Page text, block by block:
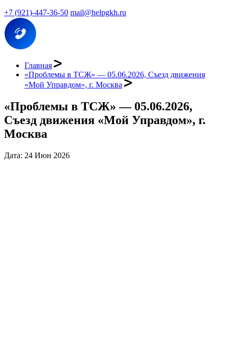
+7 (921)-447-36-50 mail@helpgkh.ru
Главная
«Проблемы в ТСЖ» — 05.06.2026, Съезд движения
«Мой Управдом», г. Москва
«Проблемы в ТСЖ» — 05.06.2026,
Съезд движения «Мой Управдом», г.
Москва
Дата: 24 Июн 2026